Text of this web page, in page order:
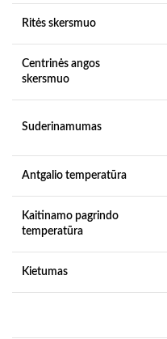
Ritės skersmuo
Centrinės angos
skersmuo
Suderinamumas
Antgalio temperatūra
Kaitinamo pagrindo
temperatūra
Kietumas